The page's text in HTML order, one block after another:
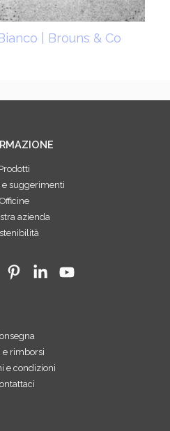
| Brouns & Co
e suggerimenti
Officine
azienda
e rimborsi
e condizioni